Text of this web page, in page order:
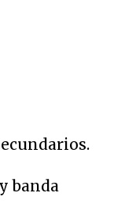
banda